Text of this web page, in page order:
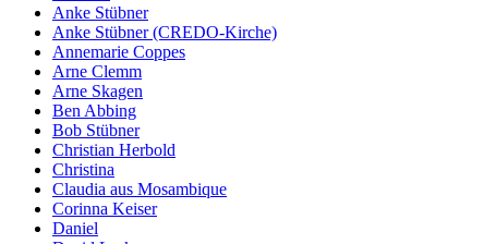
Anke Stübner
Anke Stübner (CREDO-Kirche)
Annemarie Coppes
Arne Clemm
Arne Skagen
Ben Abbing
Bob Stübner
Christian Herbold
Christina
Claudia aus Mosambique
Corinna Keiser
Daniel